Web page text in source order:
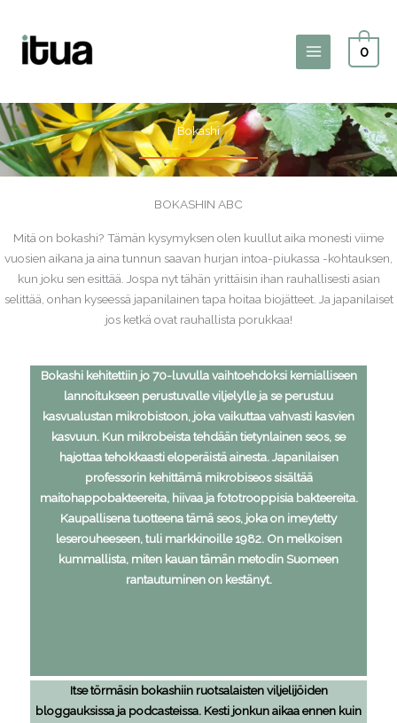
Main
0
Bokashi
BOKASHIN ABC
Mitä on bokashi? Tämän kysymyksen olen kuullut aika monesti viime
vuosien aikana ja aina tunnun saavan hurjan intoa-piukassa -kohtauksen,
kun joku sen esittää. Jospa nyt tähän yrittäisin ihan rauhallisesti asian
selittää, onhan kyseessä japanilainen tapa hoitaa biojätteet. Ja japanilaiset
jos ketkä ovat rauhallista porukkaa!
Bokashi kehitettiin jo 70-luvulla vaihtoehdoksi kemialliseen
lannoitukseen perustuvalle viljelylle ja se perustuu
kasvualustan mikrobistoon, joka vaikuttaa vahvasti kasvien
kasvuun. Kun mikrobeista tehdään tietynlainen seos, se
hajottaa tehokkaasti eloperäistä ainesta. Japanilaisen
professorin kehittämä mikrobiseos sisältää
maitohappobakteereita, hiivaa ja fototrooppisia bakteereita.
Kaupallisena tuotteena tämä seos, joka on imeytetty
leserouheeseen, tuli markkinoille 1982. On melkoisen
kummallista, miten kauan tämän metodin Suomeen
rantautuminen on kestänyt.
Itse törmäsin bokashiin ruotsalaisten viljelijöiden
bloggauksissa ja podcasteissa. Kesti jonkun aikaa ennen kuin